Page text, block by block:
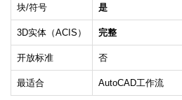
块/符号 是
3D实体（ACIS） 完整
开放标准 否
最适合 AutoCAD工作流